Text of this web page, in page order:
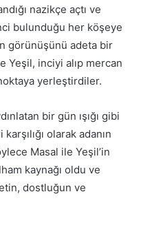
nazikçe açtı ve
bulunduğu her köşeye
görünüşünü adeta bir
Yeşil, inciyi alıp mercan
yerleştirdiler.
bir gün ışığı gibi
olarak adanın
Masal ile Yeşil’in
kaynağı oldu ve
dostluğun ve